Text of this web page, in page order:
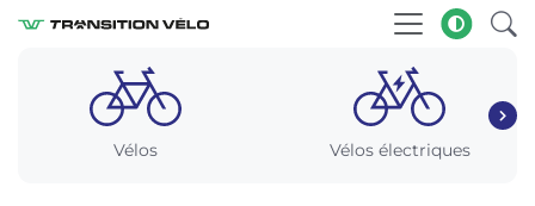
Vélos Vélos électriques